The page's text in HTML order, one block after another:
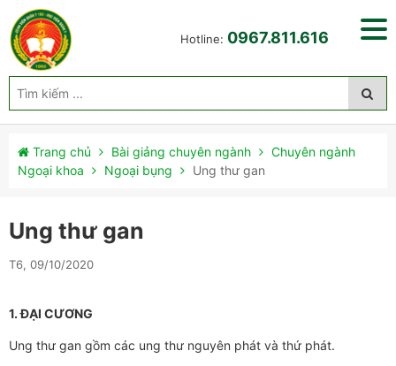
Hotline: 0967.811.616
Trang chủ Bài giảng chuyên ngành
Chuyên ngành
Ngoại khoa
Ngoại bụng Ung thư gan
Ung thư gan
T6, 09/10/2020
1. ĐẠI CƯƠNG
Ung thư gan gồm các ung thư nguyên phát và thứ phát.